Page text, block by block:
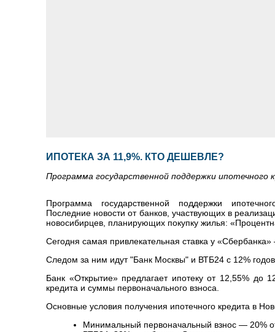
ИПОТЕКА ЗА 11,9%. КТО ДЕШЕВЛЕ?
Программа государственной поддержки
Программа государственной поддержки
Последние новости от банков, участвующих в
новосибирцев, планирующих покупку жилья:
Сегодня самая привлекательная ставка у
Следом за ним идут "Банк Москвы" и ВТБ24 с 12%
Банк «Открытие» предлагает ипотеку от 12,55% до
кредита и суммы первоначального взноса.
Основные условия получения ипотечного кредита в
Минимальный первоначальный взнос — 20%